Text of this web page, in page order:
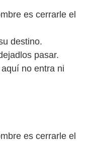
es cerrarle el
destino.
pasar.
no entra ni
es cerrarle el